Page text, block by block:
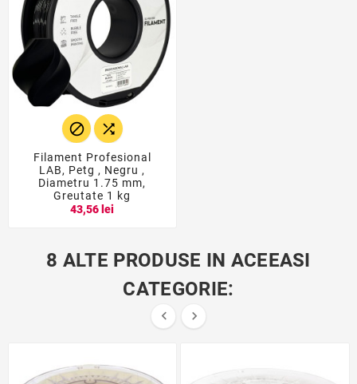
 
Filament Profesional
LAB, Petg , Negru ,
Diametru 1.75 mm,
Greutate 1 kg
43,56 lei
8 ALTE PRODUSE IN ACEEASI
CATEGORIE:
 